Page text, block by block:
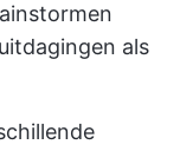
als